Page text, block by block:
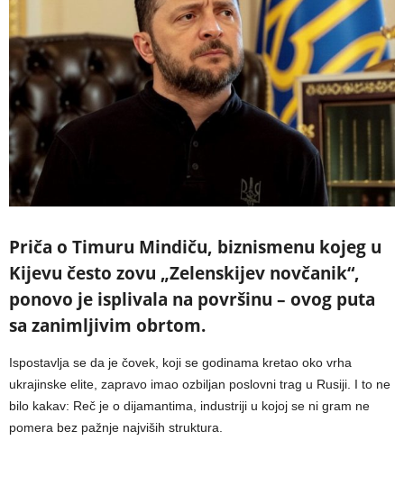
Priča o Timuru Mindiču, biznismenu kojeg u
Kijevu često zovu „Zelenskijev novčanik“,
ponovo je isplivala na površinu – ovog puta
sa zanimljivim obrtom.
Ispostavlja se da je čovek, koji se godinama kretao oko vrha
ukrajinske elite, zapravo imao ozbiljan poslovni trag u Rusiji. I to ne
bilo kakav: Reč je o dijamantima, industriji u kojoj se ni gram ne
pomera bez pažnje najviših struktura.